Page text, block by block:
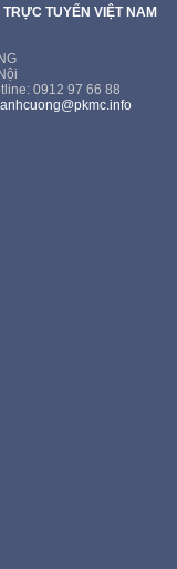
TUYẾN VIỆT NAM
0912 97 66 88